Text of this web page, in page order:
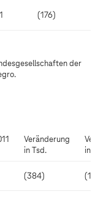
(176)
der
Veränderung
in Tsd.
in
(384)